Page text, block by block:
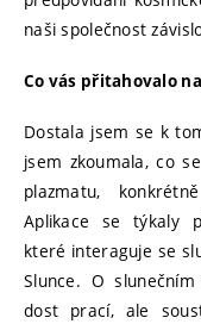
naši společnost
Co vás přitahovalo
Dostala jsem se k
jsem zkoumala, co
plazmatu,
Aplikace se týkaly
které interaguje se
Slunce. O
dost prací, ale